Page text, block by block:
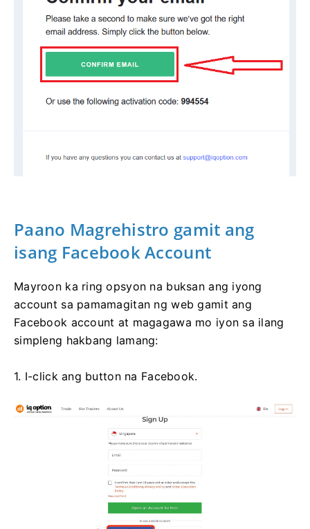
Paano Magrehistro gamit ang
isang Facebook Account
Mayroon ka ring opsyon na buksan ang iyong
account sa pamamagitan ng web gamit ang
Facebook account at magagawa mo iyon sa ilang
simpleng hakbang lamang:
1. I-click ang button na Facebook.